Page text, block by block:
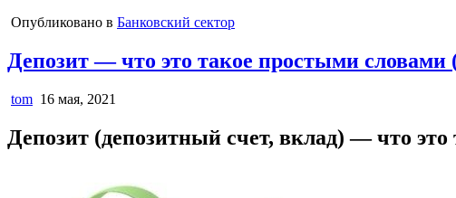
Опубликовано в Банковский сектор
Депозит — что это такое простыми словами
tom 16 мая, 2021
Депозит (депозитный счет, вклад) — что